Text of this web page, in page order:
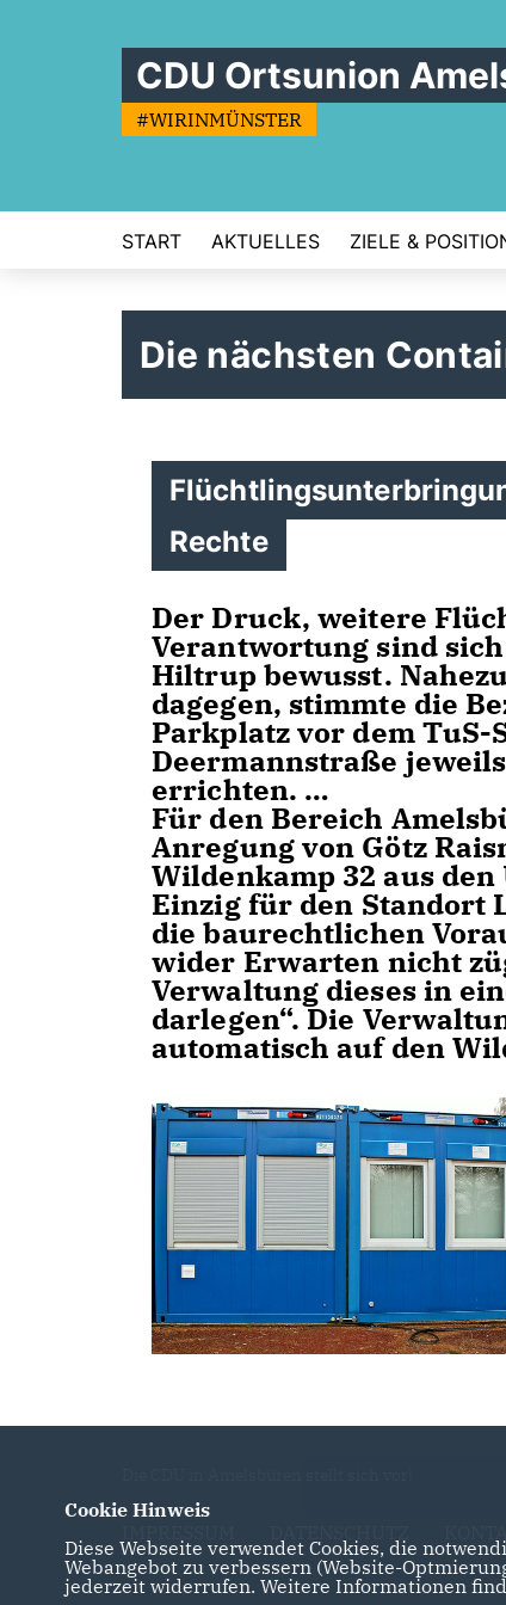
CDU Ortsunion
#WIRINMÜNSTER
START AKTUELLES ZIELE &
Die nächsten
Rechte
Der Druck, weitere
Verantwortung sind
Hiltrup bewusst.
dagegen, stimmte die
Parkplatz vor dem
Deermannstraße
errichten.
Für den Bereich
Anregung von Götz
Wildenkamp 32 aus
Einzig für den Standort
die baurechtlichen
wider Erwarten nicht
Verwaltung dieses in
darlegen“. Die
automatisch auf den
Cookie Hinweis
Diese Webseite verwendet Cookies, die
Webangebot zu verbessern (Website-
jederzeit widerrufen. Weitere Informationen